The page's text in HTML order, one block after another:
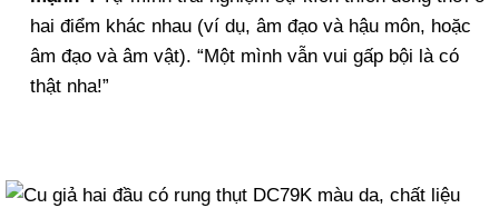
hai điểm khác nhau (ví dụ, âm đạo và hậu môn, hoặc
âm đạo và âm vật). “Một mình vẫn vui gấp bội là có
thật nha!”